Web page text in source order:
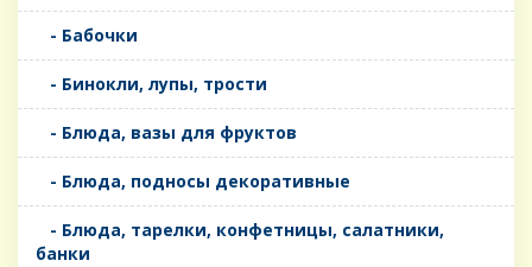
- Бабочки
- Бинокли, лупы, трости
- Блюда, вазы для фруктов
- Блюда, подносы декоративные
- Блюда, тарелки, конфетницы, салатники,
банки